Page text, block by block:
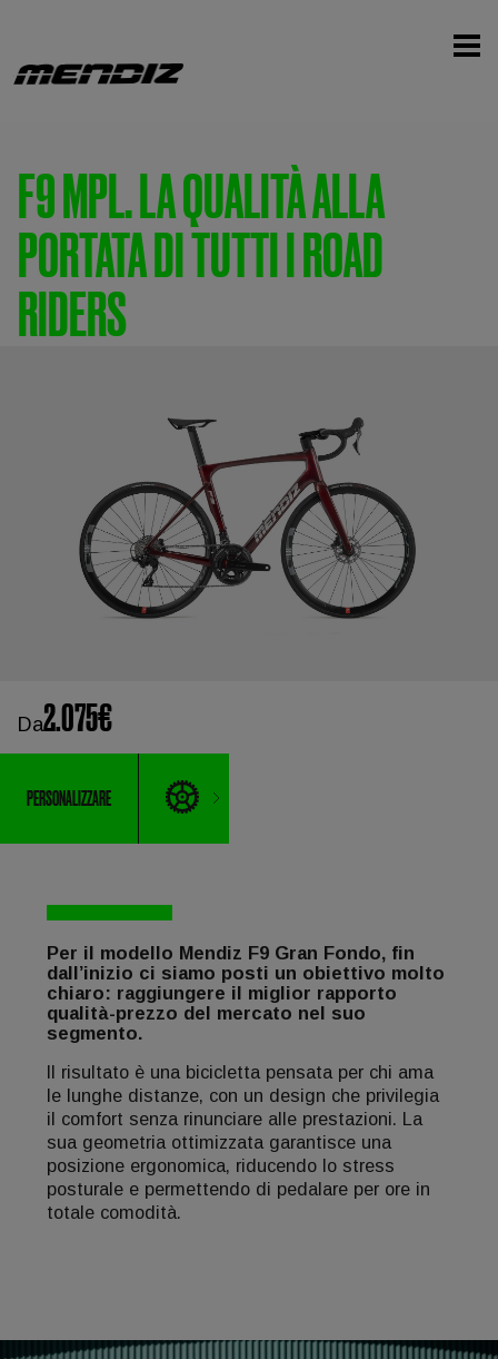
F9 MPL. LA QUALITÀ ALLA
PORTATA DI TUTTI I ROAD
RIDERS
Da2.075€
PERSONALIZZARE
Per il modello Mendiz F9 Gran Fondo, fin
dall’inizio ci siamo posti un obiettivo molto
chiaro: raggiungere il miglior rapporto
qualità-prezzo del mercato nel suo
segmento.
Il risultato è una bicicletta pensata per chi ama
le lunghe distanze, con un design che privilegia
il comfort senza rinunciare alle prestazioni. La
sua geometria ottimizzata garantisce una
posizione ergonomica, riducendo lo stress
posturale e permettendo di pedalare per ore in
totale comodità.